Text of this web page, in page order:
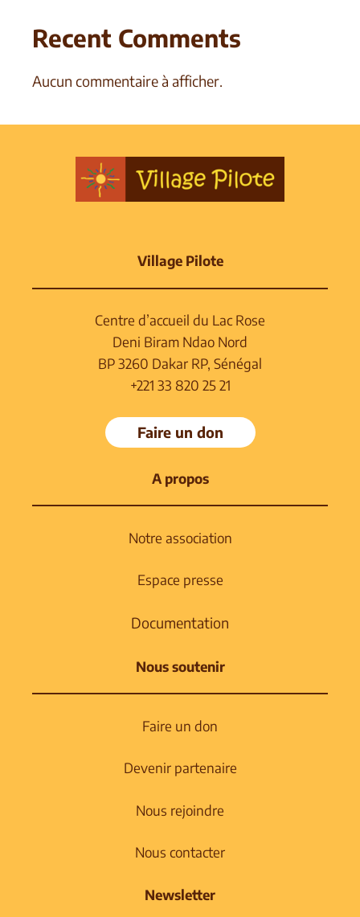
Recent Comments
Aucun commentaire à afficher.
Village Pilote
Centre d’accueil du Lac Rose
Deni Biram Ndao Nord
BP 3260 Dakar RP, Sénégal
+221 33 820 25 21
Faire un don
A propos
Notre association
Espace presse
Documentation
Nous soutenir
Faire un don
Devenir partenaire
Nous rejoindre
Nous contacter
Newsletter